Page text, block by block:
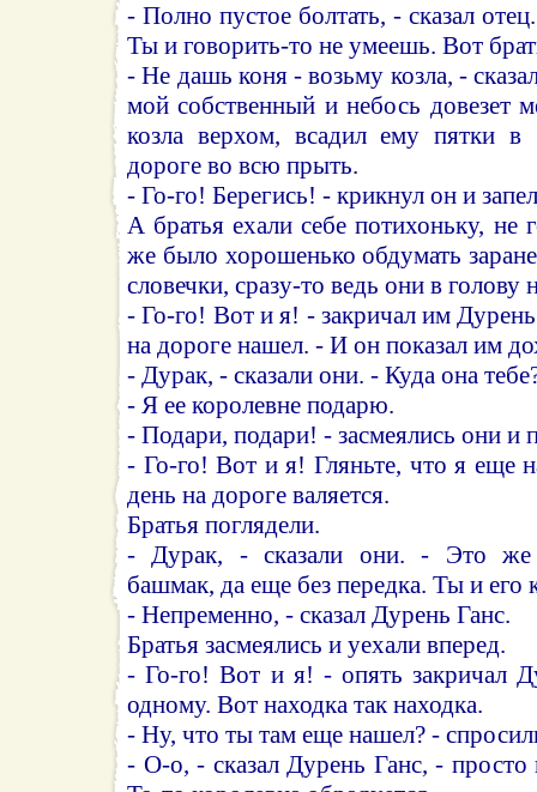
- Полно пустое болтать, - сказал
Ты и говорить-то не умеешь. Вот
- Не дашь коня - возьму козла, -
мой собственный и небось довезет
козла верхом, всадил ему пятки
дороге во всю прыть.
- Го-го! Берегись! - крикнул он и
А братья ехали себе потихоньку, не
же было хорошенько обдумать
словечки, сразу-то ведь они в голову
- Го-го! Вот и я! - закричал им
на дороге нашел. - И он показал им
- Дурак, - сказали они. - Куда она
- Я ее королевне подарю.
- Подари, подари! - засмеялись они и
- Го-го! Вот и я! Гляньте, что я еще
день на дороге валяется.
Братья поглядели.
- Дурак, - сказали они. - Это же
башмак, да еще без передка. Ты и его
- Непременно, - сказал Дурень Ганс.
Братья засмеялись и уехали вперед.
- Го-го! Вот и я! - опять закричал
одному. Вот находка так находка.
- Ну, что ты там еще нашел? -
- О-о, - сказал Дурень Ганс, -